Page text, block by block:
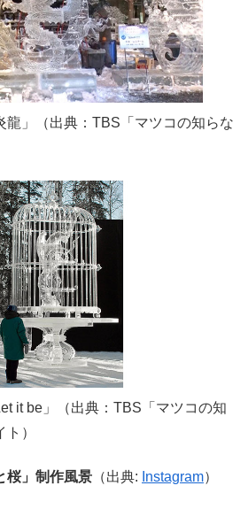
龍」（出典：TBS「マツコの知らな
it be」（出典：TBS「マツコの知
）
桜」制作風景 （出典: Instagram）